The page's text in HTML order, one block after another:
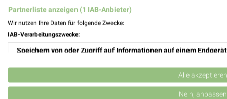
SCHOKOLADE & SÜSSIGKEITEN
Partnerliste anzeigen (1 IAB-Anbieter)
Wir nutzen Ihre Daten für folgende Zwecke:
IAB-Verarbeitungszwecke:
Speichern von oder Zugriff auf Informationen auf einem Endgerät
Verwendung reduzierter Daten zur Auswahl von Werbeanzeigen
Erstellung von Profilen für personalisierte Werbung
Alle akzeptieren
Nein, anpassen